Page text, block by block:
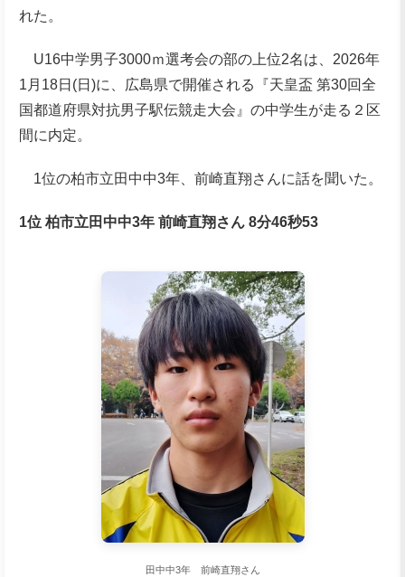
れた。
U16中学男子3000ｍ選考会の部の上位2名は、2026年
1月18日(日)に、広島県で開催される『天皇盃 第30回全
国都道府県対抗男子駅伝競走大会』の中学生が走る２区
間に内定。
1位の柏市立田中中3年、前崎直翔さんに話を聞いた。
1位 柏市立田中中3年 前崎直翔さん 8分46秒53
田中中3年 前崎直翔さん